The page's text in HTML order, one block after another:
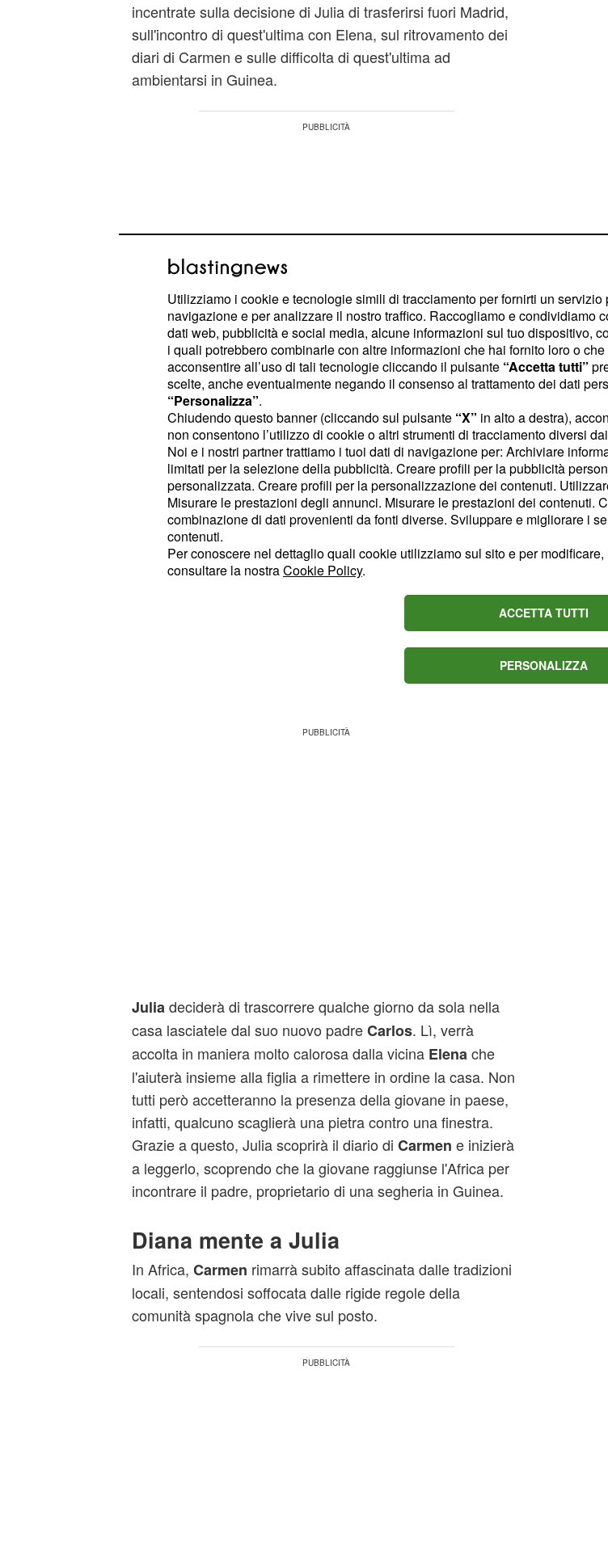
incentrate sulla decisione di Julia di trasferirsi fuori Madrid,
sull'incontro di quest'ultima con Elena, sul ritrovamento dei
diari di Carmen e sulle difficolta di quest'ultima ad
ambientarsi in Guinea.
Giulia legge il diario di Carmen
Le anticipazioni di 'Un altro domani' ci segnalano cheJulia
sarà sul punto di convolare a giuste nozze quando una
notizia sconcertante scuoterà la sua vita. A pochi giorni dal
matrimonio, infatti, la giovane dovrà trasferirsi in un paese
nei pressi di Madrid, nella dimora di una donna con cui lei
scoprirà di avere un legame particolare,Carmen.
Quest'ultima è una ragazza scappata anni addietro dalla
spagnola a seguito di un triste avvenimento che
si era stabilita nel
trascorrendo il tempo fra la scrittura dei suoi diari e vivendo
un amore molto passionale con un abitante del luogo.
Julia deciderà di trascorrere qualche giorno da sola nella
casa lasciatele dal suo nuovo padreCarlos. Lì, verrà
accolta in maniera molto calorosa dalla vicina Elena che
l'aiuterà insieme alla figlia a rimettere in ordine la casa. Non
tutti però accetteranno la presenza della giovane in paese,
infatti, qualcuno scaglierà una pietra contro una finestra.
Grazie a questo, Julia scoprirà il diario di Carmen e inizierà
a leggerlo, scoprendo che la giovane raggiunse l'Africa per
incontrare il padre, proprietario di una segheria in Guinea.
Diana mente a Julia
In Africa, Carmen rimarrà subito affascinata dalle tradizioni
locali, sentendosi soffocata dalle rigide regole della
comunità spagnola che vive sul posto.
Utilizziamo i cookie e tecnologie simili di tracciamento per fornirti un
navigazione e per analizzare il nostro traffico. Raccogliamo e condividiamo
dati web, pubblicità e social media, alcune informazioni sul tuo dispositivo,
i quali potrebbero combinarle con altre informazioni che hai fornito loro o
acconsentire all’uso di tali tecnologie cliccando il pulsante “Accetta tutti”
scelte, anche eventualmente negando il consenso al trattamento dei dati
“Personalizza”.
Chiudendo questo banner (cliccando sul pulsante “X” in alto a destra),
non consentono l’utilizzo di cookie o altri strumenti di tracciamento diversi
Noi e i nostri partner trattiamo i tuoi dati di navigazione per: Archiviare
limitati per la selezione della pubblicità. Creare profili per la pubblicità
personalizzata. Creare profili per la personalizzazione dei contenuti.
Misurare le prestazioni degli annunci. Misurare le prestazioni dei contenuti.
combinazione di dati provenienti da fonti diverse. Sviluppare e migliorare i
contenuti.
Per conoscere nel dettaglio quali cookie utilizziamo sul sito e per
consultare la nostraCookie Policy.
ACCETTA TUTTI
PERSONALIZZA